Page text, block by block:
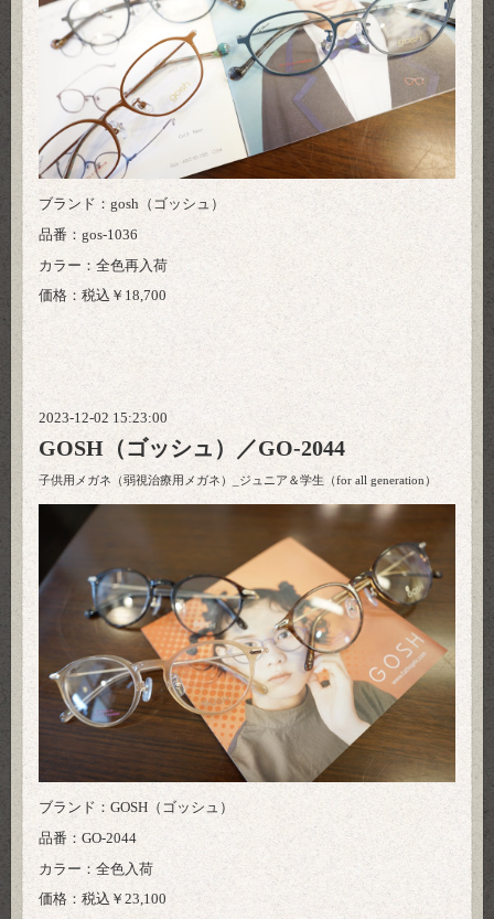
ブランド：gosh（ゴッシュ）
品番：gos-1036
カラー：全色再入荷
価格：税込￥18,700
2023-12-02 15:23:00
GOSH（ゴッシュ）／GO-2044
子供用メガネ（弱視治療用メガネ）_ジュニア＆学生（for all generation）
ブランド：GOSH（ゴッシュ）
品番：GO-2044
カラー：全色入荷
価格：税込￥23,100